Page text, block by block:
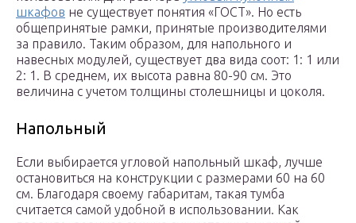
шкафов не существует понятия «ГОСТ». Но есть
общепринятые рамки, принятые производителями
за правило. Таким образом, для напольного и
навесных модулей, существует два вида соот: 1: 1 или
2: 1. В среднем, их высота равна 80-90 см. Это
величина с учетом толщины столешницы и цоколя.
Напольный
Если выбирается угловой напольный шкаф, лучше
остановиться на конструкции с размерами 60 на 60
см. Благодаря своему габаритам, такая тумба
считается самой удобной в использовании. Как